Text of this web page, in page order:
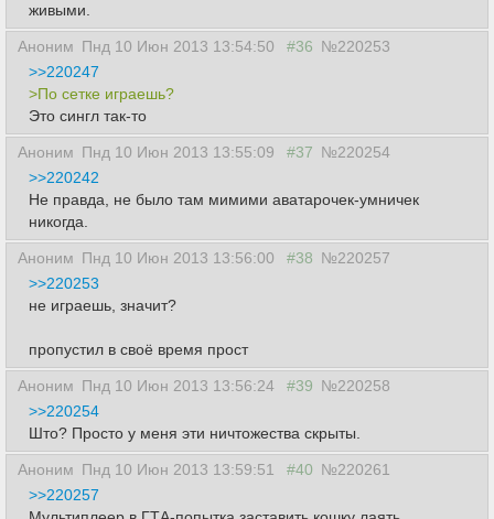
живыми.
Аноним Пнд 10 Июн 2013 13:54:50 #36 №220253
>>220247
>По сетке играешь?
Это сингл так-то
Аноним Пнд 10 Июн 2013 13:55:09 #37 №220254
>>220242
Не правда, не было там мимими аватарочек-умничек
никогда.
Аноним Пнд 10 Июн 2013 13:56:00 #38 №220257
>>220253
не играешь, значит?
пропустил в своё время прост
Аноним Пнд 10 Июн 2013 13:56:24 #39 №220258
>>220254
Што? Просто у меня эти ничтожества скрыты.
Аноним Пнд 10 Июн 2013 13:59:51 #40 №220261
>>220257